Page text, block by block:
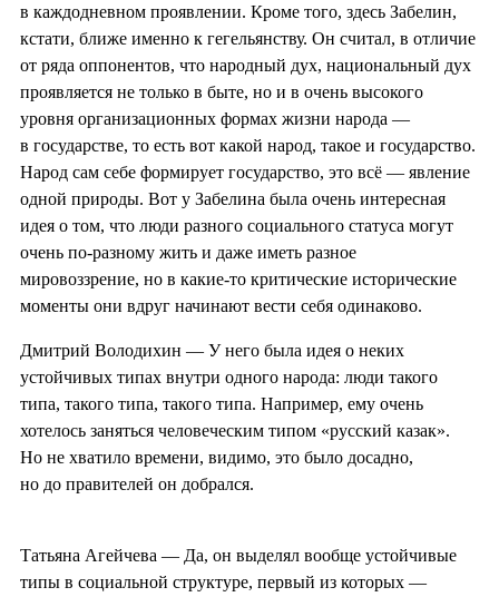
в каждодневном проявлении. Кроме того, здесь Забелин,
кстати, ближе именно к гегельянству. Он считал, в отличие
от ряда оппонентов, что народный дух, национальный дух
проявляется не только в быте, но и в очень высокого
уровня организационных формах жизни народа —
в государстве, то есть вот какой народ, такое и государство.
Народ сам себе формирует государство, это всё — явление
одной природы. Вот у Забелина была очень интересная
идея о том, что люди разного социального статуса могут
очень по-разному жить и даже иметь разное
мировоззрение, но в какие-то критические исторические
моменты они вдруг начинают вести себя одинаково.
Дмитрий Володихин — У него была идея о неких
устойчивых типах внутри одного народа: люди такого
типа, такого типа, такого типа. Например, ему очень
хотелось заняться человеческим типом «русский казак».
Но не хватило времени, видимо, это было досадно,
но до правителей он добрался.
Татьяна Агейчева — Да, он выделял вообще устойчивые
типы в социальной структуре, первый из которых —